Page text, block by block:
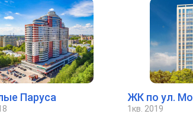
Паруса ЖК по ул.
1кв. 2019